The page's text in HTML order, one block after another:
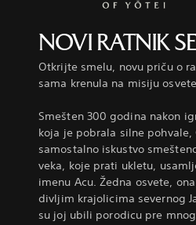
NOVI RATNIK
Otkrijte smelu, novu priču o
sama krenula na misiju
Smešten 300 godina nakon
koja je pobrala silne pohvale,
samostalno iskustvo
veka, koje prati ukletu,
imenu Acu. Žedna osvete,
divljim krajolicima severnog
su joj ubili porodicu pre